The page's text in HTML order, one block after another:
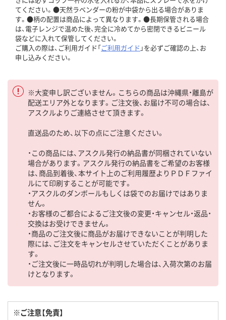
てください。●天然ラベンダーの粉が中袋から出る場合がありま
す。●柄の配置は商品によって異なります。●長期保管される場合
は、電子レンジで温めた後、完全に冷めてから密閉できるビニール
袋などに入れて保管してください。
ご購入の際は、ご利用ガイド「ご利用ガイド 」を必ずご確認の上、お
申し込みください。
※大変申し訳ございません。こちらの商品は沖縄県・離島が
配送エリア外となります。ご注文後、お届け不可の場合は、
アスクルよりご連絡させて頂きます。
直送品のため、以下の点にご注意ください。
・この商品には、アスクル発行の納品書が同梱されていない
場合があります。アスクル発行の納品書をご希望のお客様
は、商品到着後、本サイト上のご利用履歴よりＰＤＦファイ
ルにて印刷することが可能です。
・アスクルのダンボールもしくは袋でのお届けではありま
せん。
・お客様のご都合によるご注文後の変更・キャンセル・返品・
交換はお受けできません。
・商品のご注文後に商品がお届けできないことが判明した
際には、ご注文をキャンセルさせていただくことがありま
す。
・ご注文後に一時品切れが判明した場合は、入荷次第のお届
けとなります。
※ご注意【免責】